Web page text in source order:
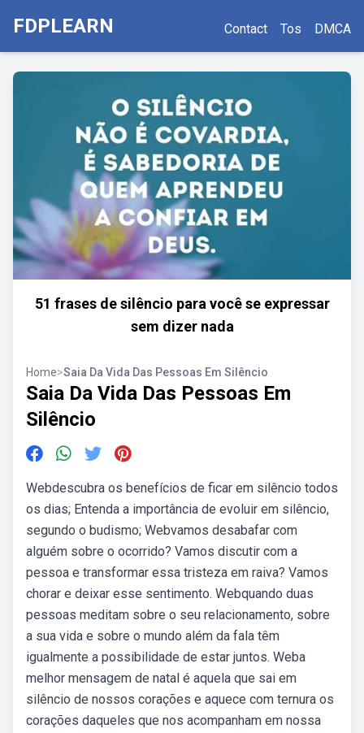
FDPLEARN Contact Tos DMCA
51 frases de silêncio para você se expressar
sem dizer nada
Home>Saia Da Vida Das Pessoas Em Silêncio
Saia Da Vida Das Pessoas Em
Silêncio
Webdescubra os benefícios de ficar em silêncio todos
os dias; Entenda a importância de evoluir em silêncio,
segundo o budismo; Webvamos desabafar com
alguém sobre o ocorrido? Vamos discutir com a
pessoa e transformar essa tristeza em raiva? Vamos
chorar e deixar esse sentimento. Webquando duas
pessoas meditam sobre o seu relacionamento, sobre
a sua vida e sobre o mundo além da fala têm
igualmente a possibilidade de estar juntos. Weba
melhor mensagem de natal é aquela que sai em
silêncio de nossos corações e aquece com ternura os
corações daqueles que nos acompanham em nossa